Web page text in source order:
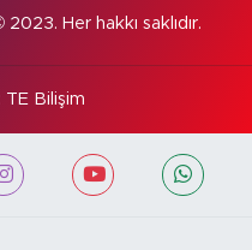
Her hakkı saklıdır.
TE Bilişim